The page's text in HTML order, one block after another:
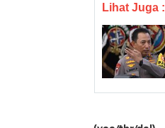
Lihat Juga :